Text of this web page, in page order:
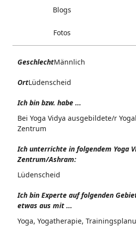
Blogs
Fotos
GeschlechtMännlich
OrtLüdenscheid
Ich bin bzw. habe ...
Bei Yoga Vidya ausgebildete/r
Zentrum
Ich unterrichte in folgendem Yoga
Zentrum/Ashram:
Lüdenscheid
Ich bin Experte auf folgenden
etwas aus mit ...
Yoga, Yogatherapie,